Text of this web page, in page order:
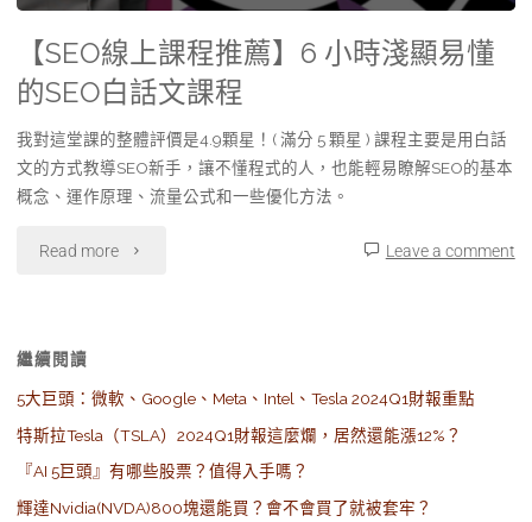
【SEO線上課程推薦】6 小時淺顯易懂
的SEO白話文課程
我對這堂課的整體評價是4.9顆星！( 滿分 5 顆星 ) 課程主要是用白話
文的方式教導SEO新手，讓不懂程式的人，也能輕易瞭解SEO的基本
概念、運作原理、流量公式和一些優化方法。
Read more Leave a comment
繼續閱讀
5大巨頭：微軟、Google、Meta、Intel、Tesla 2024Q1財報重點
特斯拉Tesla（TSLA）2024Q1財報這麼爛，居然還能漲12%？
『AI 5巨頭』有哪些股票？值得入手嗎？
輝達Nvidia(NVDA)800塊還能買？會不會買了就被套牢？